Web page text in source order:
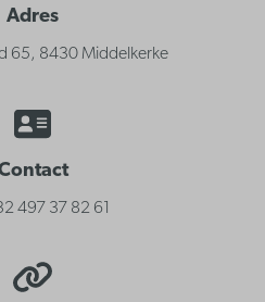
Adres
65, 8430 Middelkerke
497 37 82 61